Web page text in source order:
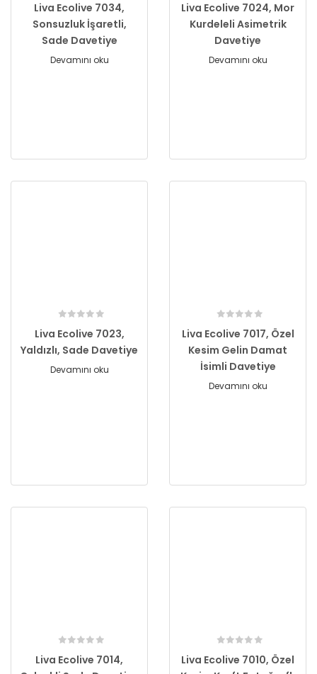
Liva Ecolive 7034,
Sonsuzluk İşaretli,
Sade Davetiye
Devamını oku
Liva Ecolive 7024, Mor
Kurdeleli Asimetrik
Davetiye
Devamını oku
Liva Ecolive 7023,
Yaldızlı, Sade Davetiye
Devamını oku
Liva Ecolive 7017, Özel
Kesim Gelin Damat
İsimli Davetiye
Devamını oku
Liva Ecolive 7014,
Liva Ecolive 7010, Özel